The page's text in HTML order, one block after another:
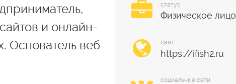
статус
Физическое лицо
сайт
социальные сети
и онлайн-
Основатель веб